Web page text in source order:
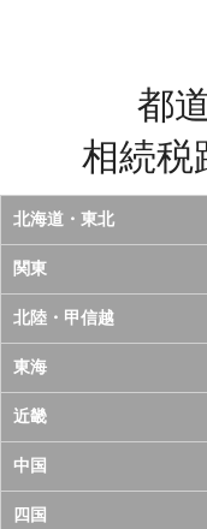
都
相続税
北海道・東北
北海道
青森県
岩手県
宮城県
秋田県
山形県
関東
東京都
神奈川県
千葉県
埼玉県
茨城県
北陸・甲信越
山梨県
長野県
新潟県
富山県
東海
愛知県
岐阜県
三重県
近畿
大阪府
京都府
中国
鳥取県
四国